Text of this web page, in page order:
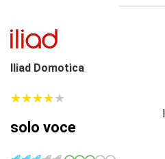
Iliad Domotica
★★★★★
★★★★★
solo voce